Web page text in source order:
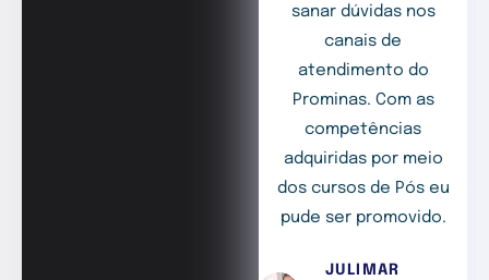
sanar dúvidas nos
canais de
atendimento do
Prominas. Com as
competências
adquiridas por meio
dos cursos de Pós eu
pude ser promovido.
JULIMAR